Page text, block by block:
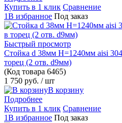
Купить в 1 клик Сравнение
1В избранное Под заказ
Быстрый просмотр
Стойка d 38мм H=1240мм aisi
торец (2 отв. d9мм)
(Код товара 6465)
1 750 руб. / шт
В корзину
Подробнее
Купить в 1 клик Сравнение
1В избранное Под заказ